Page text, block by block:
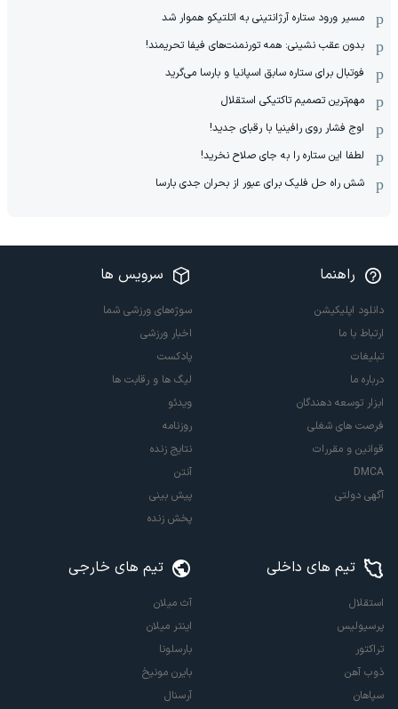
مسیر ورود ستاره آرژانتینی به اتلتیکو هموار شد
بدون عقب نشینی: همه تورنمنت‌های فیفا تحریمند!
فوتبال برای ستاره سابق اسپانیا و بارسا می‌گرید
مهم‌ترین تصمیم تاکتیکی استقلال
اوج فشار روی رافینیا با رقبای جدید!
لطفا این ستاره را به جای صلاح نخرید!
شش راه حل فلیک برای عبور از بحران جدی بارسا
راهنما
دانلود اپلیکیشن
ارتباط با ما
تبلیغات
درباره ما
ابزار توسعه دهندگان
فرصت های شغلی
قوانین و مقررات
DMCA
آگهی دولتی
سرویس ها
سوژه‌های ورزشی شما
اخبار ورزشی
پادکست
لیگ ها و رقابت ها
ویدئو
روزنامه
نتایج زنده
آنتن
پیش بینی
پخش زنده
تیم های داخلی
استقلال
پرسپولیس
تراکتور
ذوب آهن
سپاهان
تیم های خارجی
آث میلان
اینتر میلان
بارسلونا
بایرن مونیخ
آرسنال